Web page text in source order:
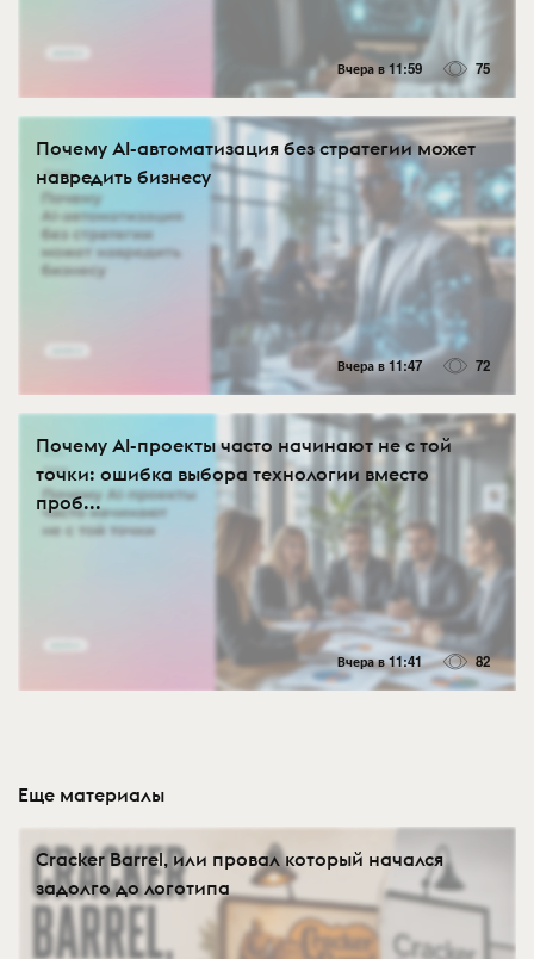
Вчера в 11:59 75
Почему AI-автоматизация без стратегии может
навредить бизнесу
Вчера в 11:47 72
Почему AI-проекты часто начинают не с той
точки: ошибка выбора технологии вместо
проб...
Вчера в 11:41 82
Еще материалы
Cracker Barrel, или провал который начался
задолго до логотипа